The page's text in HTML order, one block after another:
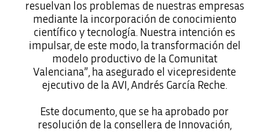
resuelvan los problemas de nuestras empresas
mediante la incorporación de conocimiento
científico y tecnología. Nuestra intención es
impulsar, de este modo, la transformación del
modelo productivo de la Comunitat
Valenciana”, ha asegurado el vicepresidente
ejecutivo de la AVI, Andrés García Reche.
Este documento, que se ha aprobado por
resolución de la consellera de Innovación,